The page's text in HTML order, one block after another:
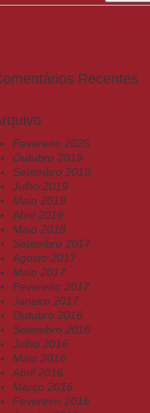
Recentes
Fevereiro 2025
Outubro 2019
Setembro 2019
Julho 2019
Maio 2019
Abril 2019
Maio 2018
Setembro 2017
Agosto 2017
Maio 2017
Fevereiro 2017
Janeiro 2017
Outubro 2016
Setembro 2016
Julho 2016
Maio 2016
Abril 2016
Março 2016
Fevereiro 2016